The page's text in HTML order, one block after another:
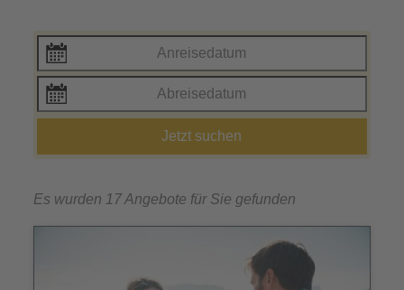
Jetzt suchen
Es wurden 17 Angebote für Sie gefunden